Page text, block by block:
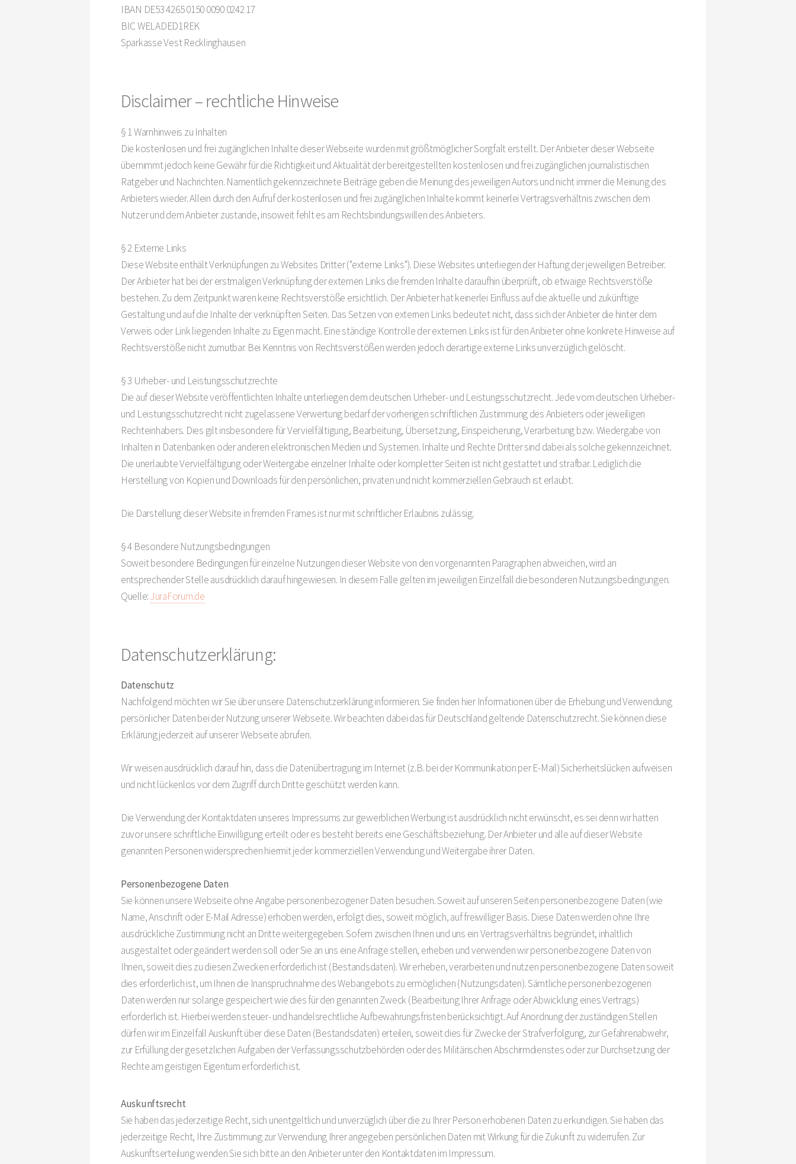
IBAN DE53 4265 0150 0090 0242 17
BIC WELADED1REK
Sparkasse Vest Recklinghausen
Disclaimer – rechtliche Hinweise
§ 1 Warnhinweis zu Inhalten
Die kostenlosen und frei zugänglichen Inhalte dieser Webseite wurden mit größtmöglicher Sorgfalt erstellt. Der Anbieter dieser Webseite
übernimmt jedoch keine Gewähr für die Richtigkeit und Aktualität der bereitgestellten kostenlosen und frei zugänglichen journalistischen
Ratgeber und Nachrichten. Namentlich gekennzeichnete Beiträge geben die Meinung des jeweiligen Autors und nicht immer die Meinung des
Anbieters wieder. Allein durch den Aufruf der kostenlosen und frei zugänglichen Inhalte kommt keinerlei Vertragsverhältnis zwischen dem
Nutzer und dem Anbieter zustande, insoweit fehlt es am Rechtsbindungswillen des Anbieters.
§ 2 Externe Links
Diese Website enthält Verknüpfungen zu Websites Dritter ("externe Links"). Diese Websites unterliegen der Haftung der jeweiligen Betreiber.
Der Anbieter hat bei der erstmaligen Verknüpfung der externen Links die fremden Inhalte daraufhin überprüft, ob etwaige Rechtsverstöße
bestehen. Zu dem Zeitpunkt waren keine Rechtsverstöße ersichtlich. Der Anbieter hat keinerlei Einfluss auf die aktuelle und zukünftige
Gestaltung und auf die Inhalte der verknüpften Seiten. Das Setzen von externen Links bedeutet nicht, dass sich der Anbieter die hinter dem
Verweis oder Link liegenden Inhalte zu Eigen macht. Eine ständige Kontrolle der externen Links ist für den Anbieter ohne konkrete Hinweise auf
Rechtsverstöße nicht zumutbar. Bei Kenntnis von Rechtsverstößen werden jedoch derartige externe Links unverzüglich gelöscht.
§ 3 Urheber- und Leistungsschutzrechte
Die auf dieser Website veröffentlichten Inhalte unterliegen dem deutschen Urheber- und Leistungsschutzrecht. Jede vom deutschen Urheber-
und Leistungsschutzrecht nicht zugelassene Verwertung bedarf der vorherigen schriftlichen Zustimmung des Anbieters oder jeweiligen
Rechteinhabers. Dies gilt insbesondere für Vervielfältigung, Bearbeitung, Übersetzung, Einspeicherung, Verarbeitung bzw. Wiedergabe von
Inhalten in Datenbanken oder anderen elektronischen Medien und Systemen. Inhalte und Rechte Dritter sind dabei als solche gekennzeichnet.
Die unerlaubte Vervielfältigung oder Weitergabe einzelner Inhalte oder kompletter Seiten ist nicht gestattet und strafbar. Lediglich die
Herstellung von Kopien und Downloads für den persönlichen, privaten und nicht kommerziellen Gebrauch ist erlaubt.
Die Darstellung dieser Website in fremden Frames ist nur mit schriftlicher Erlaubnis zulässig.
§ 4 Besondere Nutzungsbedingungen
Soweit besondere Bedingungen für einzelne Nutzungen dieser Website von den vorgenannten Paragraphen abweichen, wird an
entsprechender Stelle ausdrücklich darauf hingewiesen. In diesem Falle gelten im jeweiligen Einzelfall die besonderen Nutzungsbedingungen.
Quelle:JuraForum.de
Datenschutzerklärung:
Datenschutz
Nachfolgend möchten wir Sie über unsere Datenschutzerklärung informieren. Sie finden hier Informationen über die Erhebung und Verwendung
persönlicher Daten bei der Nutzung unserer Webseite. Wir beachten dabei das für Deutschland geltende Datenschutzrecht. Sie können diese
Erklärung jederzeit auf unserer Webseite abrufen.
Wir weisen ausdrücklich darauf hin, dass die Datenübertragung im Internet (z.B. bei der Kommunikation per E-Mail) Sicherheitslücken aufweisen
und nicht lückenlos vor dem Zugriff durch Dritte geschützt werden kann.
Die Verwendung der Kontaktdaten unseres Impressums zur gewerblichen Werbung ist ausdrücklich nicht erwünscht, es sei denn wir hatten
zuvor unsere schriftliche Einwilligung erteilt oder es besteht bereits eine Geschäftsbeziehung. Der Anbieter und alle auf dieser Website
genannten Personen widersprechen hiermit jeder kommerziellen Verwendung und Weitergabe ihrer Daten.
Personenbezogene Daten
Sie können unsere Webseite ohne Angabe personenbezogener Daten besuchen. Soweit auf unseren Seiten personenbezogene Daten (wie
Name, Anschrift oder E-Mail Adresse) erhoben werden, erfolgt dies, soweit möglich, auf freiwilliger Basis. Diese Daten werden ohne Ihre
ausdrückliche Zustimmung nicht an Dritte weitergegeben. Sofern zwischen Ihnen und uns ein Vertragsverhältnis begründet, inhaltlich
ausgestaltet oder geändert werden soll oder Sie an uns eine Anfrage stellen, erheben und verwenden wir personenbezogene Daten von
Ihnen, soweit dies zu diesen Zwecken erforderlich ist (Bestandsdaten). Wir erheben, verarbeiten und nutzen personenbezogene Daten soweit
dies erforderlich ist, um Ihnen die Inanspruchnahme des Webangebots zu ermöglichen (Nutzungsdaten). Sämtliche personenbezogenen
Daten werden nur solange gespeichert wie dies für den genannten Zweck (Bearbeitung Ihrer Anfrage oder Abwicklung eines Vertrags)
erforderlich ist. Hierbei werden steuer- und handelsrechtliche Aufbewahrungsfristen berücksichtigt. Auf Anordnung der zuständigen Stellen
dürfen wir im Einzelfall Auskunft über diese Daten (Bestandsdaten) erteilen, soweit dies für Zwecke der Strafverfolgung, zur Gefahrenabwehr,
zur Erfüllung der gesetzlichen Aufgaben der Verfassungsschutzbehörden oder des Militärischen Abschirmdienstes oder zur Durchsetzung der
Rechte am geistigen Eigentum erforderlich ist.
Auskunftsrecht
Sie haben das jederzeitige Recht, sich unentgeltlich und unverzüglich über die zu Ihrer Person erhobenen Daten zu erkundigen. Sie haben das
jederzeitige Recht, Ihre Zustimmung zur Verwendung Ihrer angegeben persönlichen Daten mit Wirkung für die Zukunft zu widerrufen. Zur
Auskunftserteilung wenden Sie sich bitte an den Anbieter unter den Kontaktdaten im Impressum.